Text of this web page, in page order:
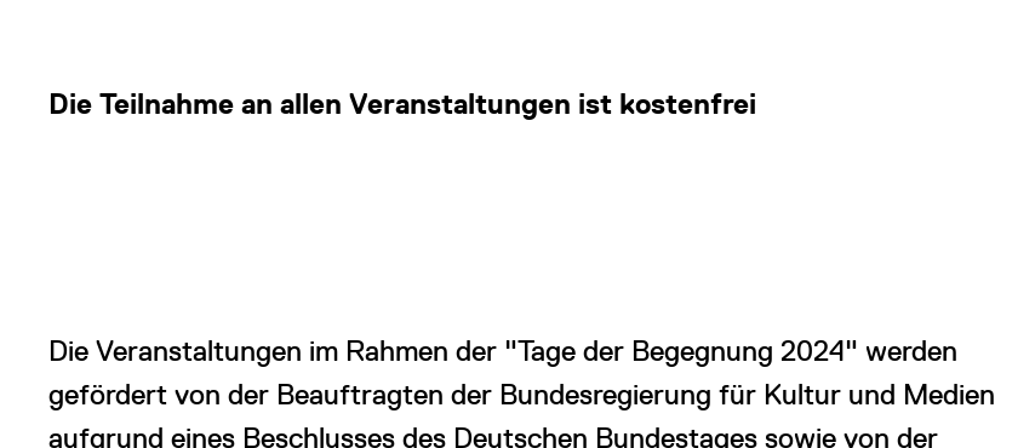
Die Teilnahme an allen Veranstaltungen ist kostenfrei
Die Veranstaltungen im Rahmen der "Tage der Begegnung 2024" werden
gefördert von der Beauftragten der Bundesregierung für Kultur und Medien
aufgrund eines Beschlusses des Deutschen Bundestages sowie von der